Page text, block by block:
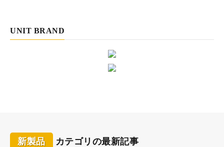
UNIT BRAND
新製品 カテゴリの最新記事